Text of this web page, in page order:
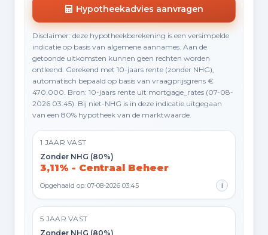
Hypotheekadvies aanvragen
Disclaimer: deze hypotheekberekening is een versimpelde
indicatie op basis van algemene aannames. Aan de
getoonde uitkomsten kunnen geen rechten worden
ontleend. Gerekend met 10-jaars rente (zonder NHG),
automatisch bepaald op basis van vraagprijsgrens €
470.000. Bron: 10-jaars rente uit mortgage_rates (07-08-
2026 03:45). Bij niet-NHG is in deze indicatie uitgegaan
van een 80% hypotheek van de marktwaarde.
1 JAAR VAST
Zonder NHG (80%)
3,11% - Centraal Beheer
Opgehaald op: 07-08-2026 03:45 i
5 JAAR VAST
Zonder NHG (80%)